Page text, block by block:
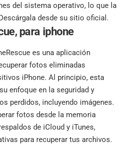
del sistema operativo, lo que la
desde su sitio oficial .
para iphone
es una aplicación
fotos eliminadas
iPhone. Al principio, esta
enfoque en la seguridad y
perdidos, incluyendo imágenes.
fotos desde la memoria
de iCloud y iTunes,
para recuperar tus archivos.